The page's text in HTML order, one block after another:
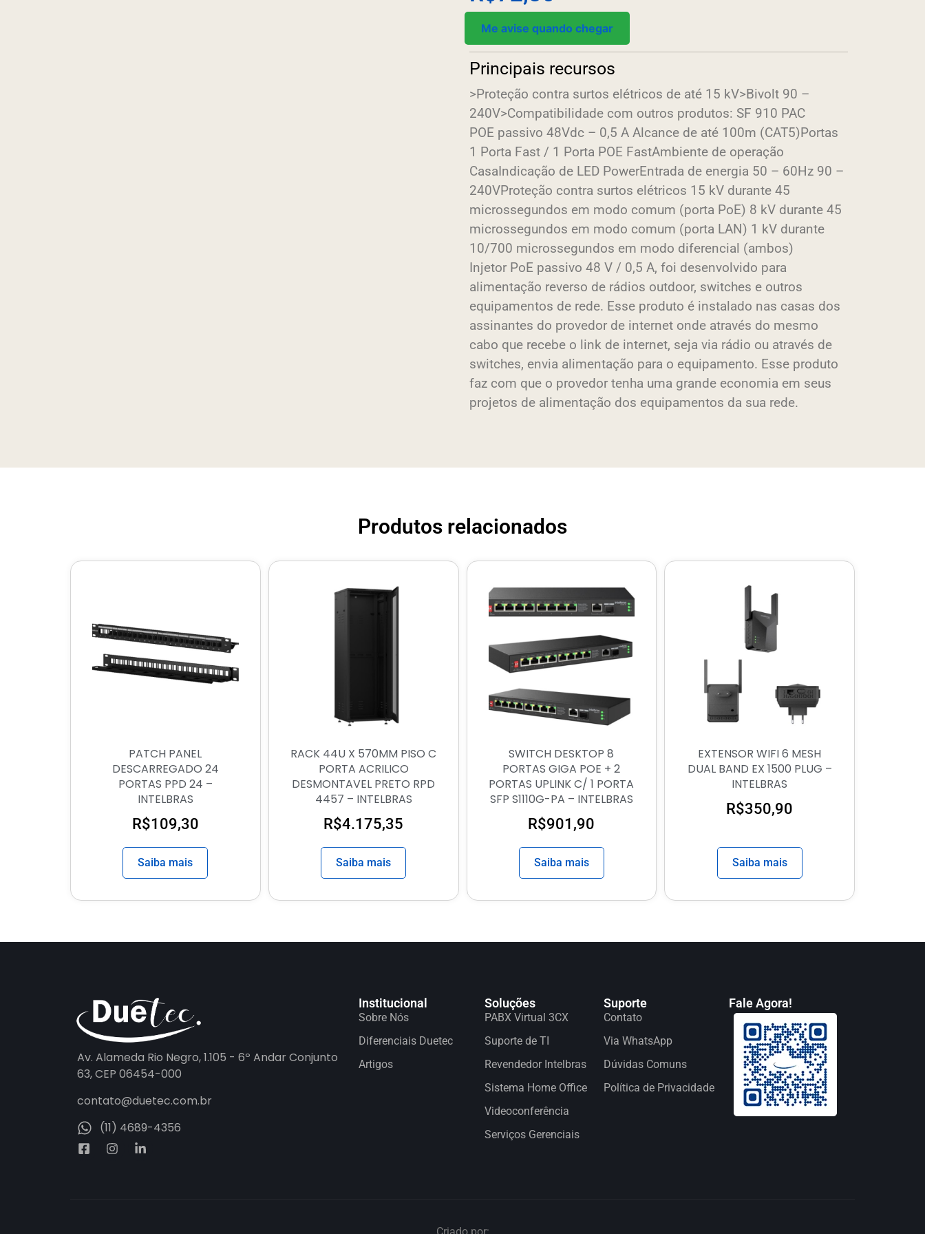
Me avise quando chegar
Principais recursos
>Proteção contra surtos elétricos de até 15 kV>Bivolt 90 –
240V>Compatibilidade com outros produtos: SF 910 PAC
POE passivo 48Vdc – 0,5 A Alcance de até 100m (CAT5)Portas
1 Porta Fast / 1 Porta POE FastAmbiente de operação
CasaIndicação de LED PowerEntrada de energia 50 – 60Hz 90 –
240VProteção contra surtos elétricos 15 kV durante 45
microssegundos em modo comum (porta PoE) 8 kV durante 45
microssegundos em modo comum (porta LAN) 1 kV durante
10/700 microssegundos em modo diferencial (ambos)
Injetor PoE passivo 48 V / 0,5 A, foi desenvolvido para
alimentação reverso de rádios outdoor, switches e outros
equipamentos de rede. Esse produto é instalado nas casas dos
assinantes do provedor de internet onde através do mesmo
cabo que recebe o link de internet, seja via rádio ou através de
switches, envia alimentação para o equipamento. Esse produto
faz com que o provedor tenha uma grande economia em seus
projetos de alimentação dos equipamentos da sua rede.
Produtos relacionados
PATCH PANEL
DESCARREGADO 24
PORTAS PPD 24 –
INTELBRAS
R$109,30
Saiba mais
RACK 44U X 570MM PISO C
PORTA ACRILICO
DESMONTAVEL PRETO RPD
4457 – INTELBRAS
R$4.175,35
Saiba mais
SWITCH DESKTOP 8
PORTAS GIGA POE + 2
PORTAS UPLINK C/ 1 PORTA
SFP S1110G-PA – INTELBRAS
R$901,90
Saiba mais
EXTENSOR WIFI 6 MESH
DUAL BAND EX 1500 PLUG –
INTELBRAS
R$350,90
Saiba mais
Av. Alameda Rio Negro, 1.105 - 6º Andar Conjunto
63, CEP 06454-000
contato@duetec.com.br
(11) 4689-4356
Institucional
Sobre Nós
Diferenciais Duetec
Artigos
Soluções
PABX Virtual 3CX
Suporte de TI
Revendedor Intelbras
Sistema Home Office
Videoconferência
Serviços Gerenciais
Suporte
Contato
Via WhatsApp
Dúvidas Comuns
Política de Privacidade
Fale Agora!